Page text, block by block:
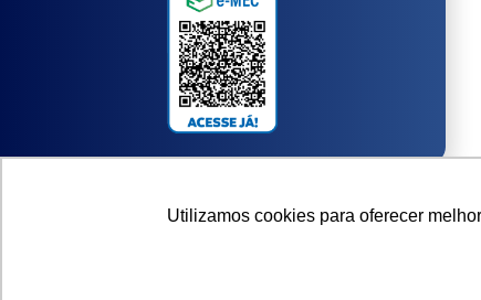
Utilizamos cookies para oferecer